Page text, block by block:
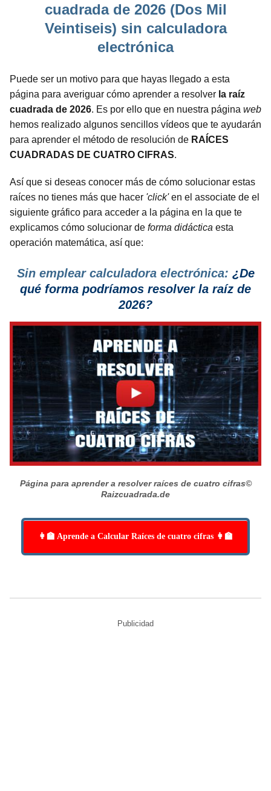
cuadrada de 2026 (Dos Mil
Veintiseis) sin calculadora
electrónica
Puede ser un motivo para que hayas llegado a esta
página para averiguar cómo aprender a resolver la raíz
cuadrada de 2026. Es por ello que en nuestra página web
hemos realizado algunos sencillos vídeos que te ayudarán
para aprender el método de resolución de RAÍCES
CUADRADAS DE CUATRO CIFRAS.
Así que si deseas conocer más de cómo solucionar estas
raíces no tienes más que hacer 'click'en el associate de el
siguiente gráfico para acceder a la página en la que te
explicamos cómo solucionar de forma didáctica esta
operación matemática, así que:
Sin emplear calculadora electrónica: ¿De
qué forma podríamos resolver la raíz de
2026?
Página para aprender a resolver raíces de cuatro cifras©
Raizcuadrada.de
👩‍🏫 Aprende a Calcular Raíces de cuatro cifras 👩‍🏫
Publicidad